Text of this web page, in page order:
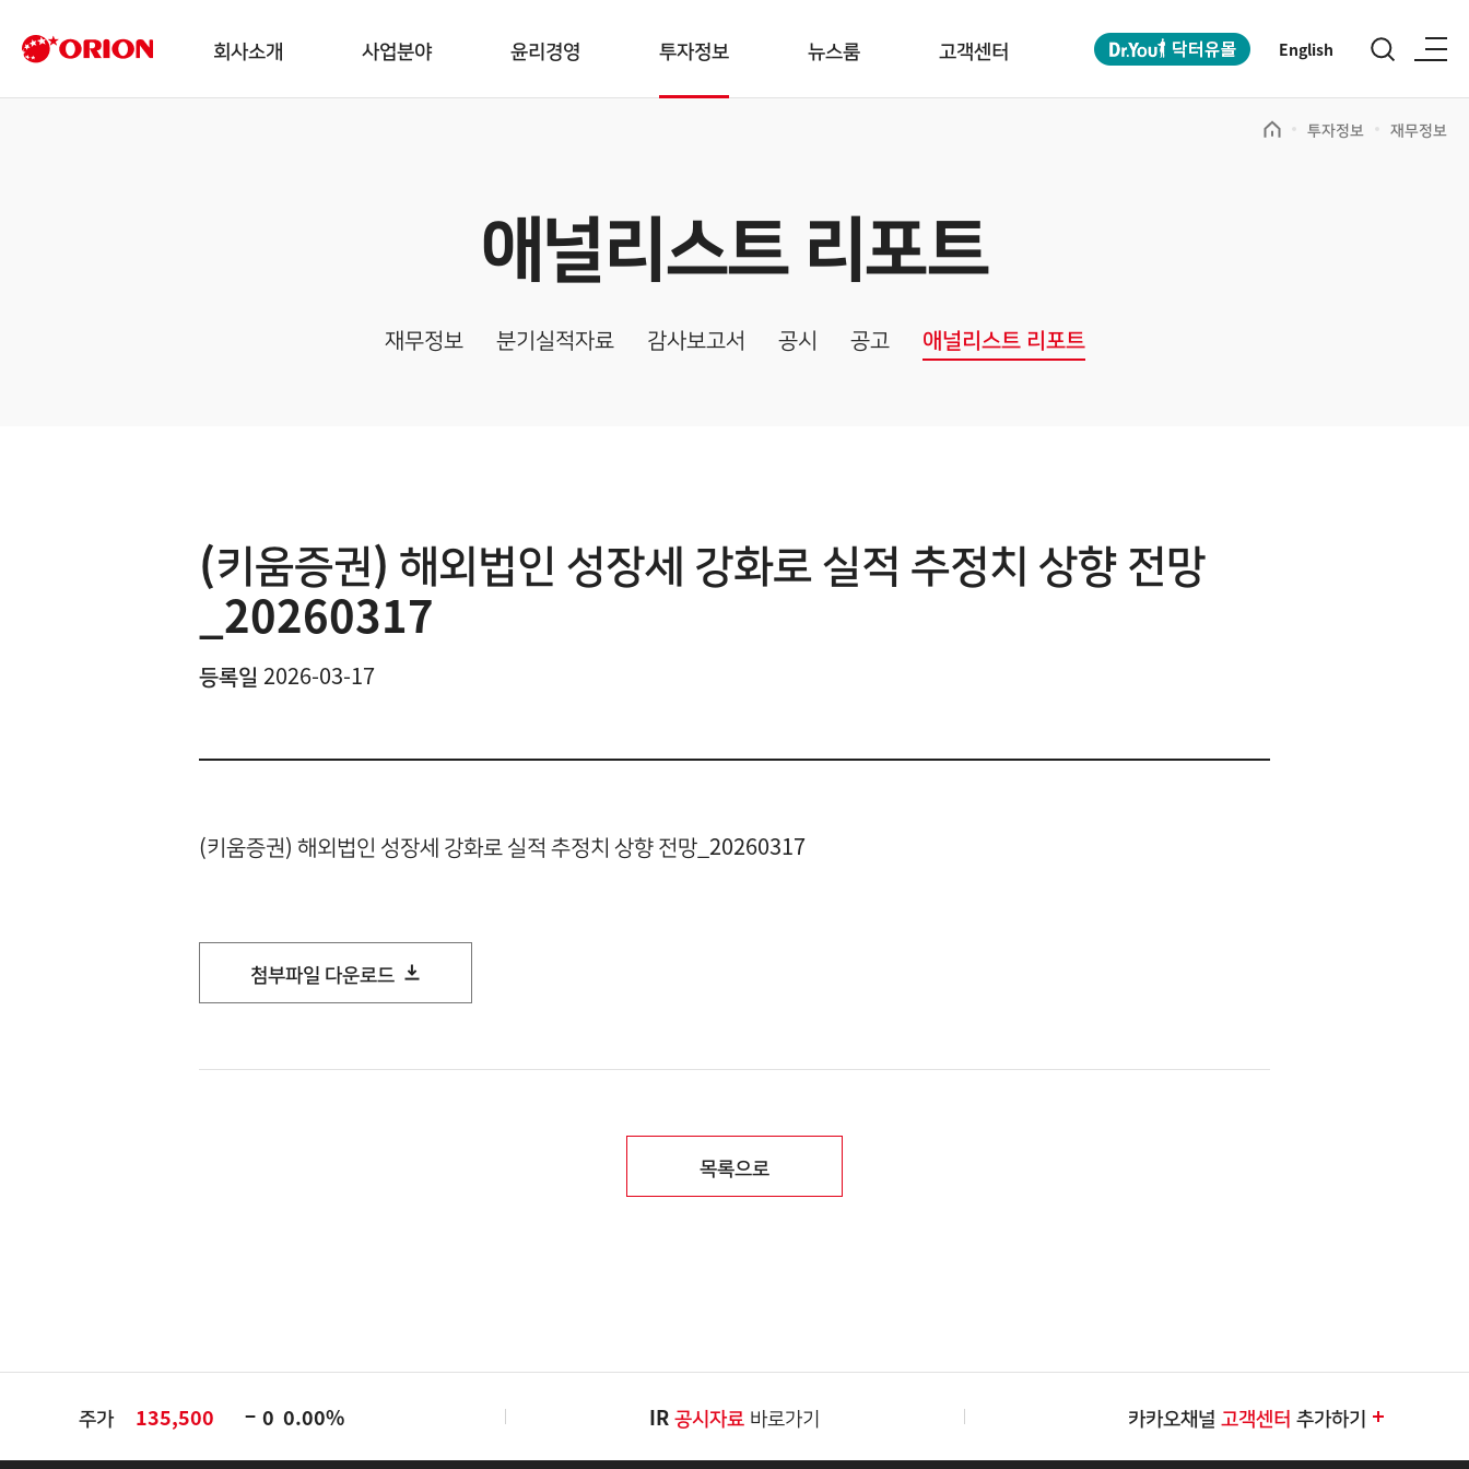
회사소개 사업분야 윤리경영 투자정보 뉴스룸 고객센터 English
투자정보 재무정보
애널리스트 리포트
재무정보 분기실적자료 감사보고서 공시 공고 애널리스트 리포트
(키움증권) 해외법인 성장세 강화로 실적 추정치 상향 전망
_20260317
등록일 2026-03-17
(키움증권) 해외법인 성장세 강화로 실적 추정치 상향 전망_20260317
첨부파일 다운로드
목록으로
주가 135,500 0 0.00% IR공시자료 바로가기 카카오채널 고객센터 추가하기